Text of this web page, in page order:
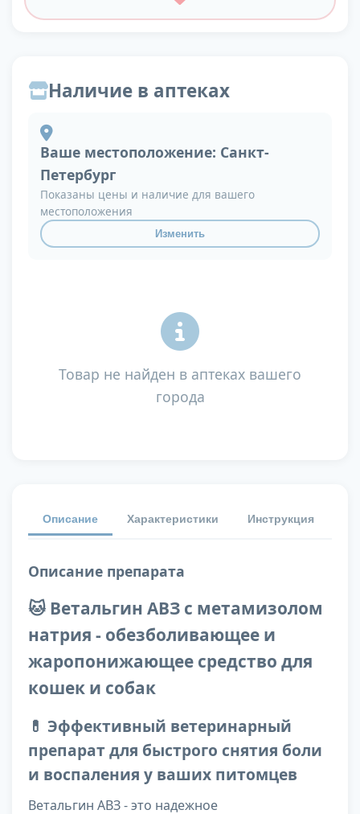
Наличие в аптеках
Ваше местоположение: Санкт-
Петербург
Показаны цены и наличие для вашего
местоположения
Изменить
Товар не найден в аптеках вашего
города
Описание Характеристики Инструкция
Описание препарата
🐱 Ветальгин АВЗ с метамизолом
натрия - обезболивающее и
жаропонижающее средство для
кошек и собак
💊 Эффективный ветеринарный
препарат для быстрого снятия боли
и воспаления у ваших питомцев
Ветальгин АВЗ - это надежное